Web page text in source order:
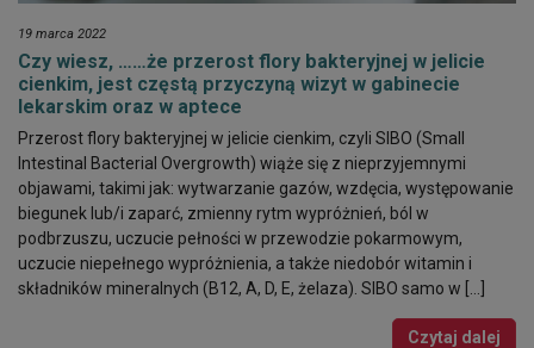
19 marca 2022
Czy wiesz, ……że przerost flory bakteryjnej w jelicie
cienkim, jest częstą przyczyną wizyt w gabinecie
lekarskim oraz w aptece
Przerost flory bakteryjnej w jelicie cienkim, czyli SIBO (Small
Intestinal Bacterial Overgrowth) wiąże się z nieprzyjemnymi
objawami, takimi jak: wytwarzanie gazów, wzdęcia, występowanie
biegunek lub/i zaparć, zmienny rytm wypróżnień, ból w
podbrzuszu, uczucie pełności w przewodzie pokarmowym,
uczucie niepełnego wypróżnienia, a także niedobór witamin i
składników mineralnych (B12, A, D, E, żelaza). SIBO samo w […]
Czytaj dalej